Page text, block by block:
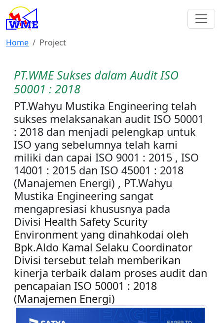
Home Project
PT.WME Sukses dalam Audit ISO
50001 : 2018
PT.Wahyu Mustika Engineering telah
sukses melaksanakan audit ISO 50001
: 2018 dan menjadi pelengkap untuk
ISO yang sebelumnya telah kami
miliki dan capai ISO 9001 : 2015 , ISO
14001 : 2015 dan ISO 45001 : 2018
(Manajemen Energi) , PT.Wahyu
Mustika Engineering sangat
mengapresiasi khususnya pada
Divisi Health Safety Scurity
Environment yang dinahkodai oleh
Bpk.Aldo Kamal Selaku Coordinator
Divisi tersebut telah memberikan
kinerja terbaik dalam proses audit dan
pencapaian ISO 50001 : 2018
(Manajemen Energi)